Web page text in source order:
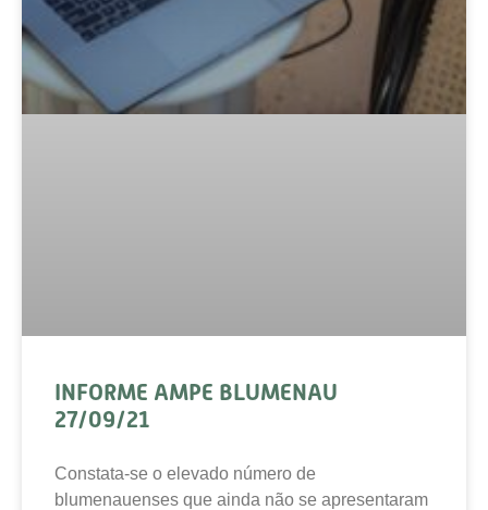
INFORME AMPE BLUMENAU
27/09/21
Constata-se o elevado número de
blumenauenses que ainda não se apresentaram